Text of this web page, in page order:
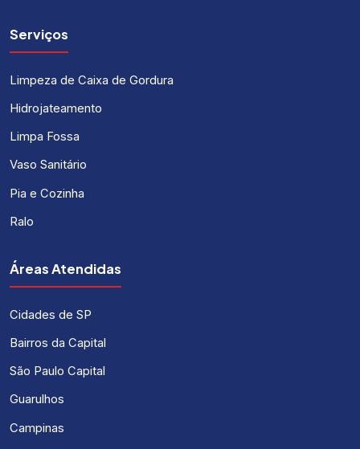
Serviços
Limpeza de Caixa de Gordura
Hidrojateamento
Limpa Fossa
Vaso Sanitário
Pia e Cozinha
Ralo
Áreas Atendidas
Cidades de SP
Bairros da Capital
São Paulo Capital
Guarulhos
Campinas